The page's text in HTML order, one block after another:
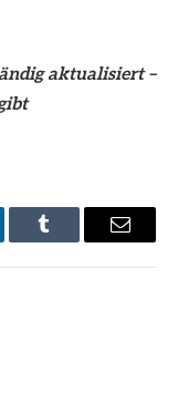
aktualisiert –
Tumblr Email